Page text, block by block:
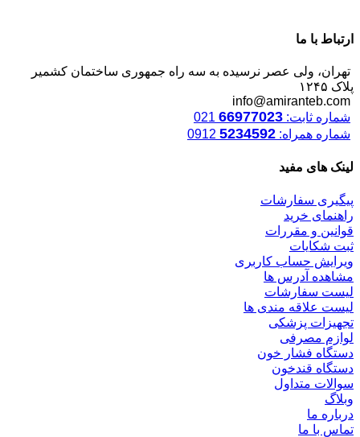
ارتباط با ما
تهران، ولی عصر نرسیده به سه راه جمهوری ساختمان کشمیر
پلاک ۱۲۴۵
info@amiranteb.com
شماره ثابت: 66977023
شماره همراه: 5234592
لینک های مفید
پیگیری سفارشات
راهنمای خرید
قوانین و مقررات
ثبت شکایات
ویرایش حساب کاربری
مشاهده آدرس ها
لیست سفارشات
لیست علاقه مندی ها
تجهیزات پزشکی
لوازم مصرفی
دستگاه فشار خون
دستگاه قندخون
سوالات متداول
وبلاگ
درباره ما
تماس با ما